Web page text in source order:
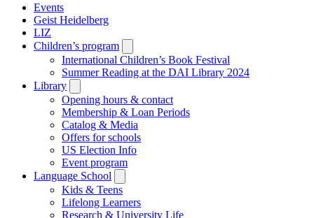
Events
Geist Heidelberg
LIZ
Children’s program
submenu
International Children’s Book Festival
Summer Reading at the DAI Library 2024
Library
submenu
Opening hours & contact
Membership & Loan Periods
Catalog & Media
Offers for schools
US Election Info
Event program
Language School
submenu
Kids & Teens
Lifelong Learners
Research & University Life